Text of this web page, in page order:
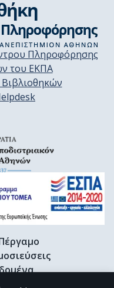
Πληροφόρησης
του ΕΚΠΑ
Βιβλιοθηκών
βιβλιογραφία